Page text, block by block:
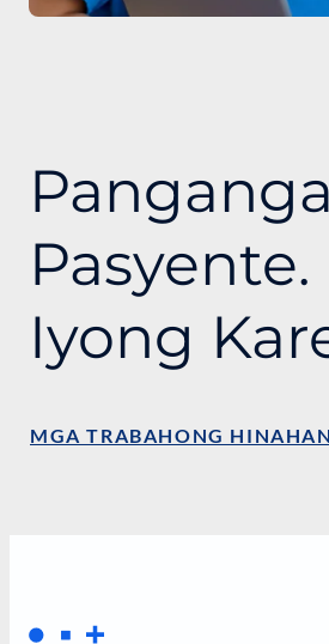
Iyong
MGA TRABAHONG